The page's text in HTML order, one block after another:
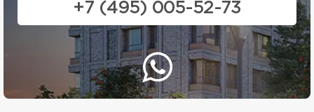
+7 (495) 005-52-73